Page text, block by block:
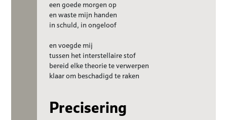
een goede morgen op
en waste mijn handen
in schuld, in ongeloof
en voegde mij
tussen het interstellaire stof
bereid elke theorie te verwerpen
klaar om beschadigd te raken
Precisering